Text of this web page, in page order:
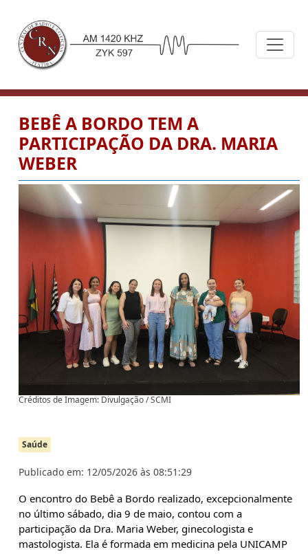
BEBÊ A BORDO TEM A
PARTICIPAÇÃO DA DRA. MARIA
WEBER
Créditos de Imagem: Divulgação / SCMI
Saúde
Publicado em: 12/05/2026 às 08:51:29
O encontro do Bebê a Bordo realizado, excepcionalmente
no último sábado, dia 9 de maio, contou com a
participação da Dra. Maria Weber, ginecologista e
mastologista. Ela é formada em medicina pela UNICAMP